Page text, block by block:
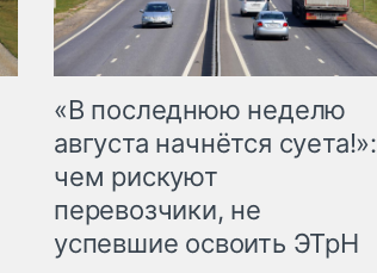
«В последнюю неделю
августа начнётся суета!»:
чем рискуют
перевозчики, не
успевшие освоить ЭТрН